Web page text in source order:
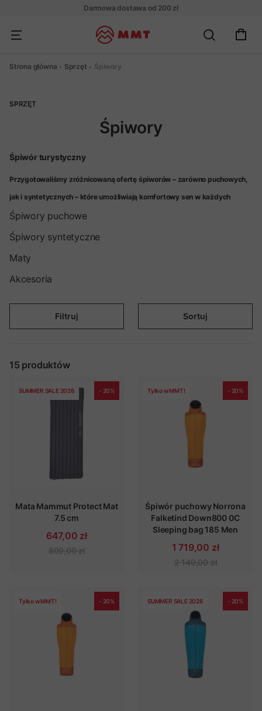
Darmowa dostawa od 200 zł
Strona główna Sprzęt Śpiwory
SPRZĘT
Śpiwory
Śpiwór turystyczny
Przygotowaliśmy zróżnicowaną ofertę śpiworów – zarówno puchowych,
jak i syntetycznych – które umożliwiają komfortowy sen w każdych
okolicznościach.
Śpiwory puchowe
Śpiwory syntetyczne
Maty
Akcesoria
Filtruj Sortuj
15 produktów
SUMMER SALE 2026 - 20%
Mata Mammut Protect Mat
7.5 cm
647,00 zł
809,00 zł
Tylko w MMT! - 20%
Śpiwór puchowy Norrona
Falketind Down800 0C
Sleeping bag 185 Men
1 719,00 zł
2 149,00 zł
Tylko w MMT! - 20% SUMMER SALE 2026 - 20%